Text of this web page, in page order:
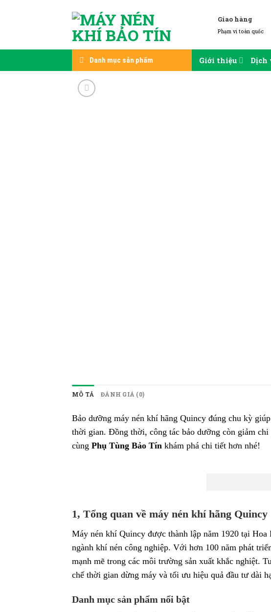
Giao hàng
Phạm vi toàn quốc
Danh mục sản phẩm Giới thiệu Dịch
MÔ TẢ ĐÁNH GIÁ (0)
Bảo dưỡng máy nén khí hãng Quincy đúng chu kỳ
thời gian. Đồng thời, công tác bảo dưỡng còn giảm
cùng Phụ Tùng Bảo Tín khám phá chi tiết hơn nhé!
1, Tổng quan về máy nén khí hãng Quincy
Máy nén khí Quincy được thành lập năm 1920 tại
ngành khí nén công nghiệp. Với hơn 100 năm phát
mạnh mẽ trong các môi trường sản xuất khắc nghiệt.
chế thời gian dừng máy và tối ưu hiệu quả đầu tư dài
Danh mục sản phẩm nổi bật